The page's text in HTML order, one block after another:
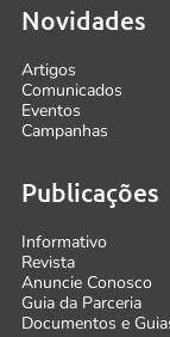
Novidades
Artigos
Comunicados
Eventos
Campanhas
Publicações
Informativo
Revista
Anuncie Conosco
Guia da Parceria
Documentos e